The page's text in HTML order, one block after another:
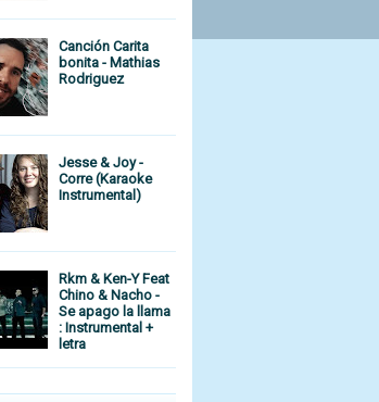
Canción Carita
bonita - Mathias
Rodriguez
Jesse & Joy -
Corre (Karaoke
Instrumental)
Rkm & Ken-Y Feat
Chino & Nacho -
Se apago la llama
: Instrumental +
letra